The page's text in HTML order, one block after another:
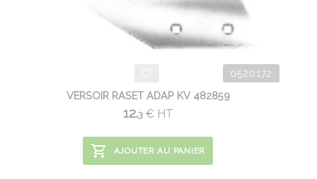
0520172
VERSOIR RASET ADAP KV 482859
12.3 €HT
AJOUTER AU PANIER